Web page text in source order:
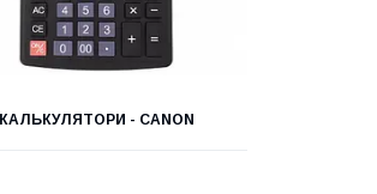
КАЛЬКУЛЯТОРИ - CANON